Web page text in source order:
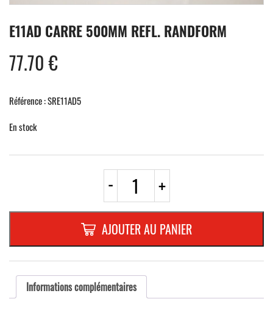
E11AD CARRE 500MM REFL. RANDFORM
77.70€
Référence : SRE11AD5
En stock
- quantité
E11ad
CARRE
500mm
REFL.
RANDFORM
+
AJOUTER AU PANIER
Informations complémentaires